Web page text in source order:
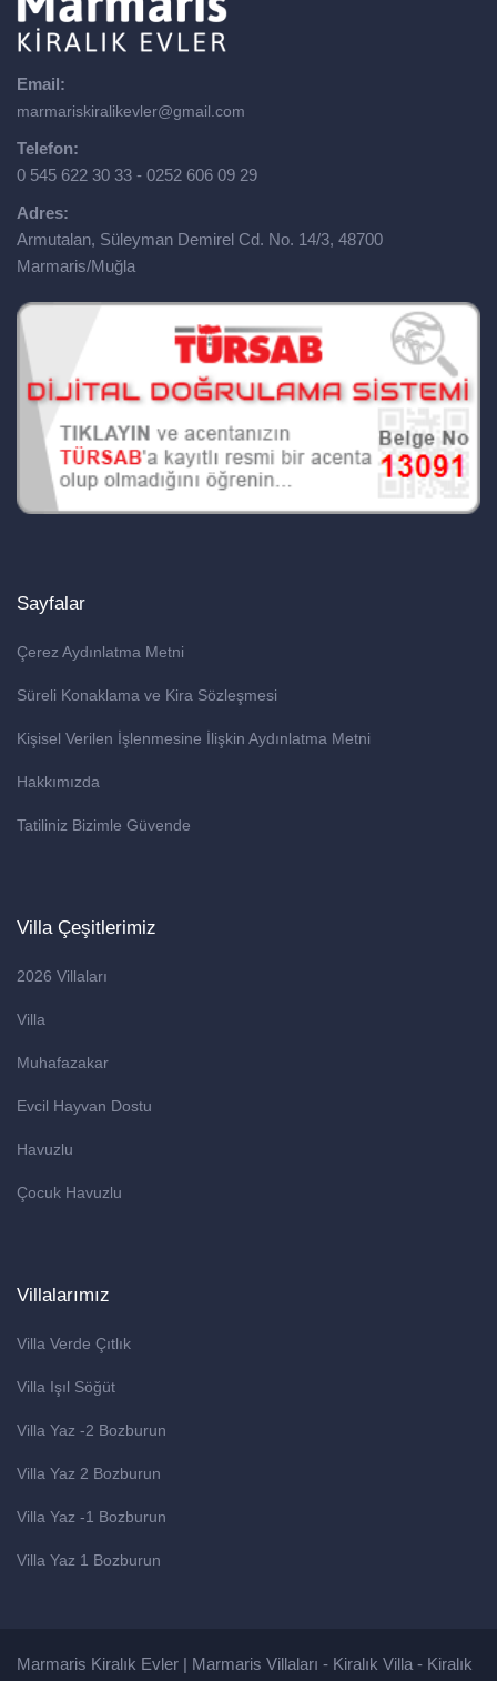
Email:
marmariskiralikevler@gmail.com
Telefon:
0 545 622 30 33 - 0252 606 09 29
Adres:
Armutalan, Süleyman Demirel Cd. No. 14/3, 48700
Marmaris/Muğla
Sayfalar
Çerez Aydınlatma Metni
Süreli Konaklama ve Kira Sözleşmesi
Kişisel Verilen İşlenmesine İlişkin Aydınlatma Metni
Hakkımızda
Tatiliniz Bizimle Güvende
Villa Çeşitlerimiz
2026 Villaları
Villa
Muhafazakar
Evcil Hayvan Dostu
Havuzlu
Çocuk Havuzlu
Villalarımız
Villa Verde Çıtlık
Villa Işıl Söğüt
Villa Yaz -2 Bozburun
Villa Yaz 2 Bozburun
Villa Yaz -1 Bozburun
Villa Yaz 1 Bozburun
Marmaris Kiralık Evler | Marmaris Villaları - Kiralık Villa - Kiralık